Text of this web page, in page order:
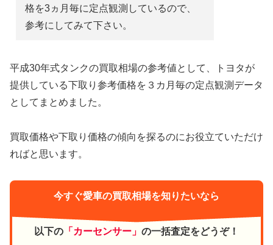
格を3ヵ月毎に定点観測しているので、
参考にしてみて下さい。
平成30年式タンクの買取相場の参考値として、トヨタが
提供している下取り参考価格を３カ月毎の定点観測データ
としてまとめました。
買取価格や下取り価格の傾向を探るのにお役立ていただけ
ればと思います。
今すぐ愛車の買取相場を知りたいなら
以下の 「カーセンサー」 の一括査定をどうぞ！